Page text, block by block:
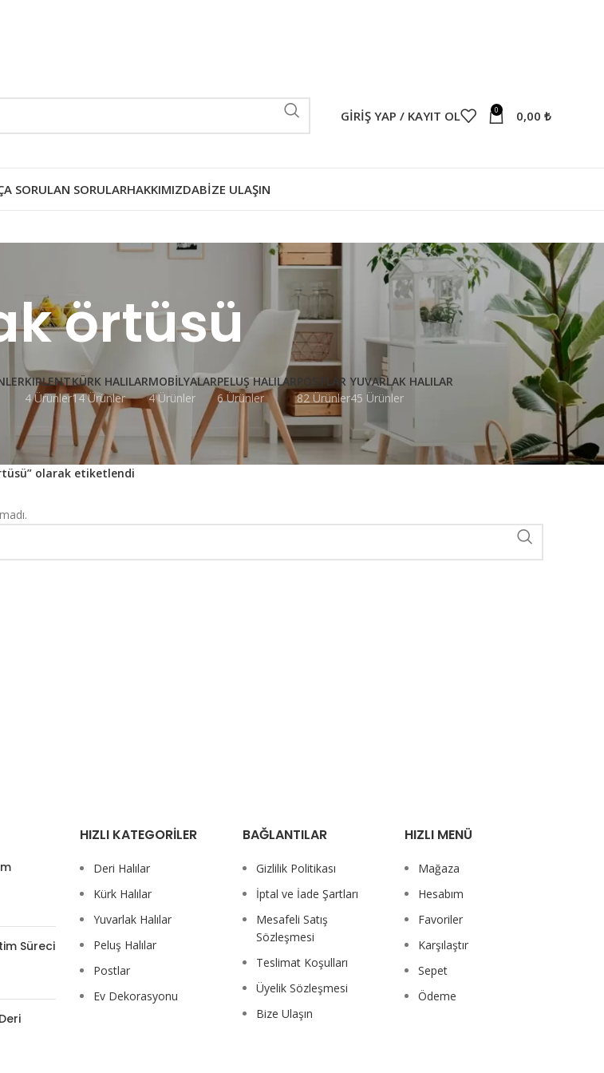
GIRIŞ YAP / KAYIT OL 0 0,00 ₺
SORULAN SORULARHAKKIMIZDABIZE ULAŞIN
örtüsü
KIRLENT
4 Ürünler
KÜRK HALILAR
14 Ürünler
MOBILYALAR
4 Ürünler
PELUŞ HALILAR
6 Ürünler
POSTLAR
82 Ürünler
YUVARLAK HALILAR
45 Ürünler
olarak etiketlendi
Süreci
HIZLI KATEGORILER
Deri Halılar
Kürk Halılar
Yuvarlak Halılar
Peluş Halılar
Postlar
Ev Dekorasyonu
BAĞLANTILAR
Gizlilik Politikası
İptal ve İade Şartları
Mesafeli Satış
Sözleşmesi
Teslimat Koşulları
Üyelik Sözleşmesi
Bize Ulaşın
HIZLI MENÜ
Mağaza
Hesabım
Favoriler
Karşılaştır
Sepet
Ödeme